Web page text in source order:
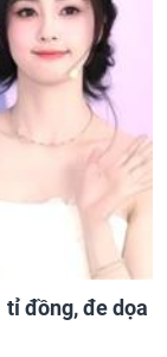
tỉ đồng, đe dọa